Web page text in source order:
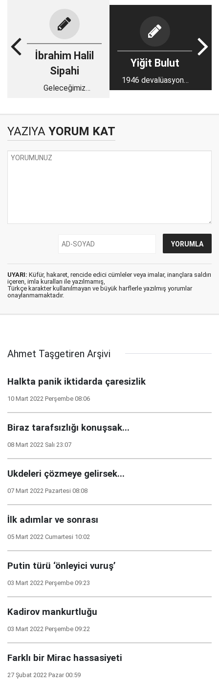
İbrahim Halil
Sipahi
Geleceğimiz
Yiğit Bulut
1946 devalüasyonu
ve 2015’te rol
YAZIYA YORUM KAT
UYARI: Küfür, hakaret, rencide edici cümleler veya imalar, inançlara saldırı
içeren, imla kuralları ile yazılmamış,
Türkçe karakter kullanılmayan ve büyük harflerle yazılmış yorumlar
onaylanmamaktadır.
Ahmet Taşgetiren Arşivi
Halkta panik iktidarda çaresizlik
10 Mart 2022 Perşembe 08:06
Biraz tarafsızlığı konuşsak...
08 Mart 2022 Salı 23:07
Ukdeleri çözmeye gelirsek...
07 Mart 2022 Pazartesi 08:08
İlk adımlar ve sonrası
05 Mart 2022 Cumartesi 10:02
Putin türü ‘önleyici vuruş’
03 Mart 2022 Perşembe 09:23
Kadirov mankurtluğu
03 Mart 2022 Perşembe 09:22
Farklı bir Mirac hassasiyeti
27 Şubat 2022 Pazar 00:59